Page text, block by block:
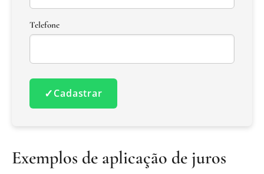
Telefone
✓Cadastrar
Exemplos de aplicação de juros